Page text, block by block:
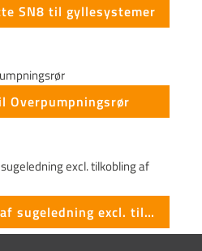
SN8 til gyllesystemer
Overpumpningsrør
Nedgravning af sugeledning excl. tilkobling af stikledninger